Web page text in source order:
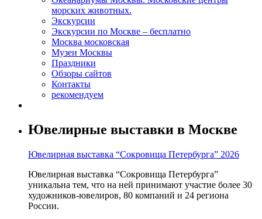
морских животных.
Экскурсии
Экскурсии по Москве – бесплатно
Москва московская
Музеи Москвы
Праздники
Обзоры сайтов
Контакты
рекомендуем
Ювелирные выставки в Москве
Ювелирная выставка “Сокровища Петербурга” 2026
Ювелирная выставка “Сокровища Петербурга”
уникальна тем, что на ней принимают участие более 30
художников-ювелиров, 80 компаний и 24 региона
России.